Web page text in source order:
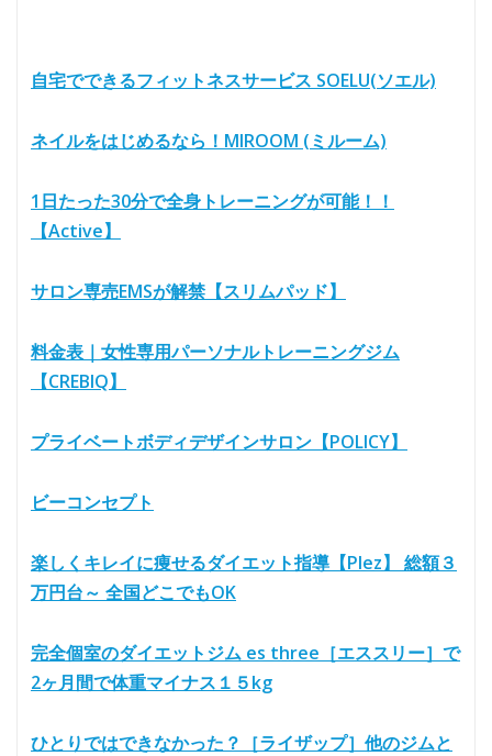
自宅でできるフィットネスサービス SOELU(ソエル)
ネイルをはじめるなら！MIROOM (ミルーム)
1日たった30分で全身トレーニングが可能！！
【Active】
サロン専売EMSが解禁【スリムパッド】
料金表｜女性専用パーソナルトレーニングジム
【CREBIQ】
プライベートボディデザインサロン【POLICY】
ビーコンセプト
楽しくキレイに痩せるダイエット指導【Plez】 総額３
万円台～ 全国どこでもOK
完全個室のダイエットジム es three［エススリー］で
2ヶ月間で体重マイナス１５kg
ひとりではできなかった？［ライザップ］他のジムと